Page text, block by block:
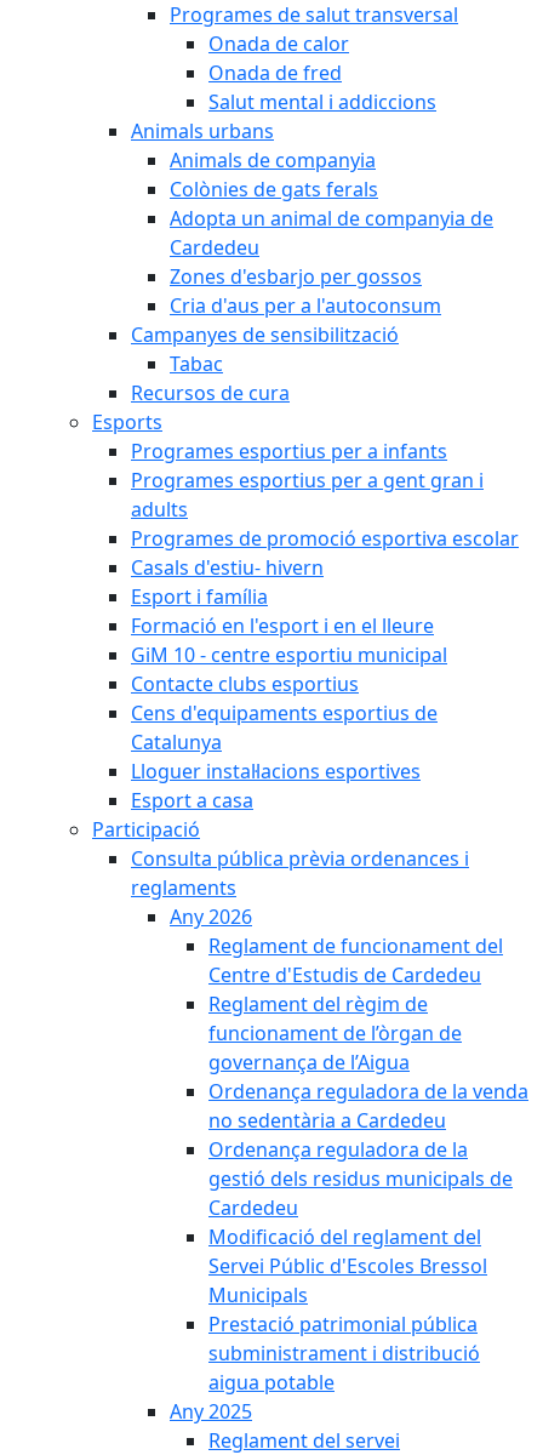
Programes de salut transversal
Onada de calor
Onada de fred
Salut mental i addiccions
Animals urbans
Animals de companyia
Colònies de gats ferals
Adopta un animal de companyia de
Cardedeu
Zones d'esbarjo per gossos
Cria d'aus per a l'autoconsum
Campanyes de sensibilització
Tabac
Recursos de cura
Esports
Programes esportius per a infants
Programes esportius per a gent gran i
adults
Programes de promoció esportiva escolar
Casals d'estiu- hivern
Esport i família
Formació en l'esport i en el lleure
GiM 10 - centre esportiu municipal
Contacte clubs esportius
Cens d'equipaments esportius de
Catalunya
Lloguer instal·lacions esportives
Esport a casa
Participació
Consulta pública prèvia ordenances i
reglaments
Any 2026
Reglament de funcionament del
Centre d'Estudis de Cardedeu
Reglament del règim de
funcionament de l’òrgan de
governança de l’Aigua
Ordenança reguladora de la venda
no sedentària a Cardedeu
Ordenança reguladora de la
gestió dels residus municipals de
Cardedeu
Modificació del reglament del
Servei Públic d'Escoles Bressol
Municipals
Prestació patrimonial pública
subministrament i distribució
aigua potable
Any 2025
Reglament del servei